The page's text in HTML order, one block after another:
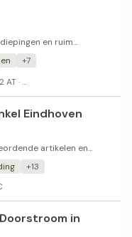
en ruim
+7
Meerenakkerweg 2 · 5652 AT ·
Eindhoven
artikelen en
+13
in